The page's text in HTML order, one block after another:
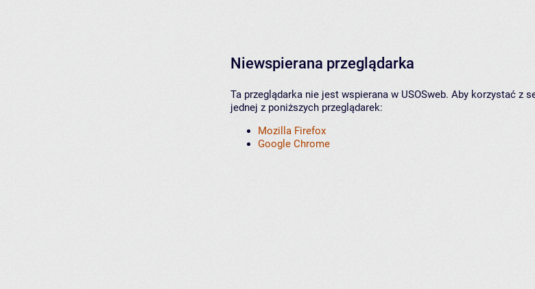
Niewspierana przeglądarka
Ta przeglądarka nie jest wspierana w USOSweb. Aby korzystać z
jednej z poniższych przeglądarek:
Mozilla Firefox
Google Chrome